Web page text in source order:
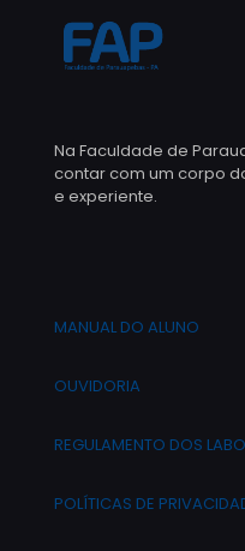
Na Faculdade de
contar com um corpo
e experiente.
MANUAL DO ALUNO
OUVIDORIA
REGULAMENTO DOS
POLÍTICAS DE